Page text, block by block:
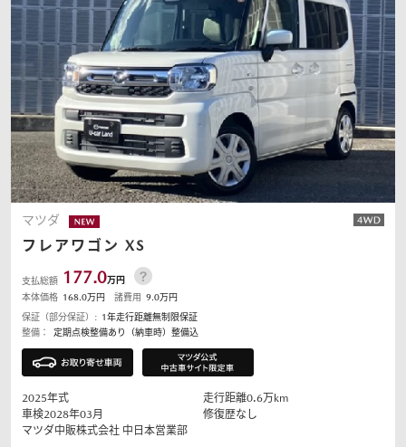
マツダ
フレアワゴン XS
支払総額 177.0万円
本体価格 168.0万円 諸費用 9.0万円
保証（部分保証）: 1年走行距離無制限保証
整備：
定期点検整備あり（納車時）整備込
2025年式 走行距離0.6万km
車検2028年03月
修復歴なし
マツダ中販株式会社 中日本営業部